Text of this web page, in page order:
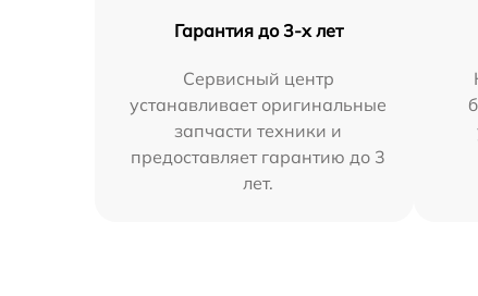
Гарантия до 3-х лет
Сервисный центр
устанавливает оригинальные
запчасти техники и
предоставляет гарантию до 3
лет.